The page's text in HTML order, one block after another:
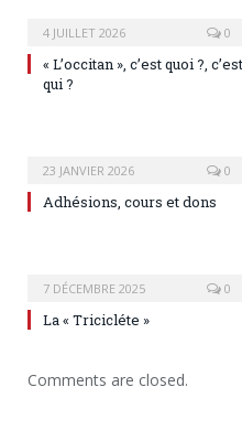
4 JUILLET 2026 0
« L’occitan », c’est quoi ?, c’est
qui ?
23 JANVIER 2026 0
Adhésions, cours et dons
7 DÉCEMBRE 2025 0
La « Tricicléte »
Comments are closed.